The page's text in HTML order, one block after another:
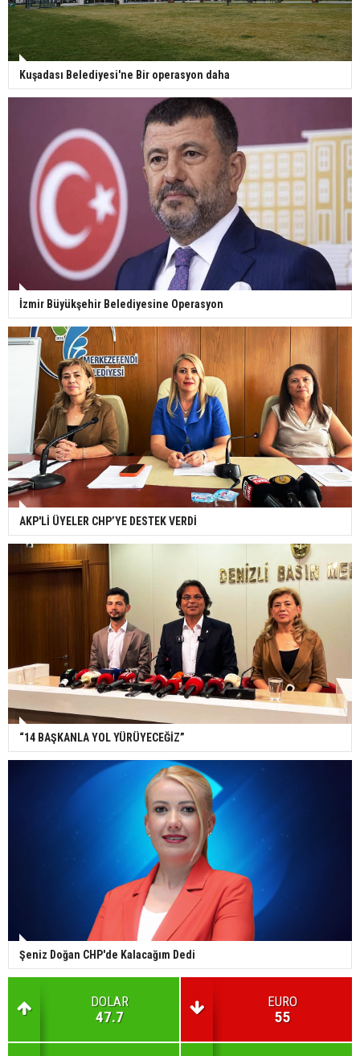
Kuşadası Belediyesi'ne Bir operasyon daha
İzmir Büyükşehir Belediyesine Operasyon
AKP'Lİ ÜYELER CHP’YE DESTEK VERDİ
“14 BAŞKANLA YOL YÜRÜYECEĞİZ”
Şeniz Doğan CHP'de Kalacağım Dedi
DOLAR
47.7
EURO
55